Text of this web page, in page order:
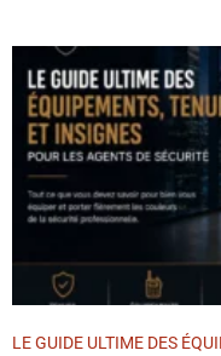
LE GUIDE ULTIME DES